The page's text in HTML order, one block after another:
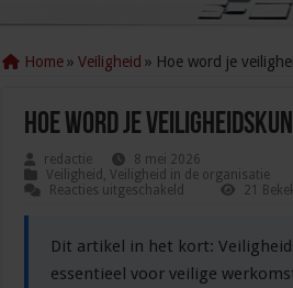
Home » Veiligheid » Hoe word je
Hoe word je
redactie
8 mei 2026
Veiligheid ,Veiligheid in de organisatie
Reacties uitgeschakeld
21
Dit artikel in het kort:
essentieel voor veilige